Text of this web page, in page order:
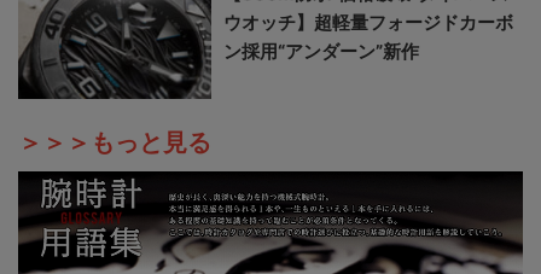
ウオッチ】超軽量フォージドカーボ
ン採用“アンダーン”新作
＞＞＞もっと見る